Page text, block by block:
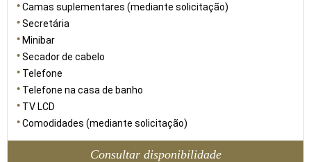
Camas suplementares (mediante solicitação)
Secretária
Minibar
Secador de cabelo
Telefone
Telefone na casa de banho
TV LCD
Comodidades (mediante solicitação)
Consultar disponibilidade